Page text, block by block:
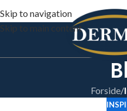
Skip to navigation
Skip to main content
Forside/